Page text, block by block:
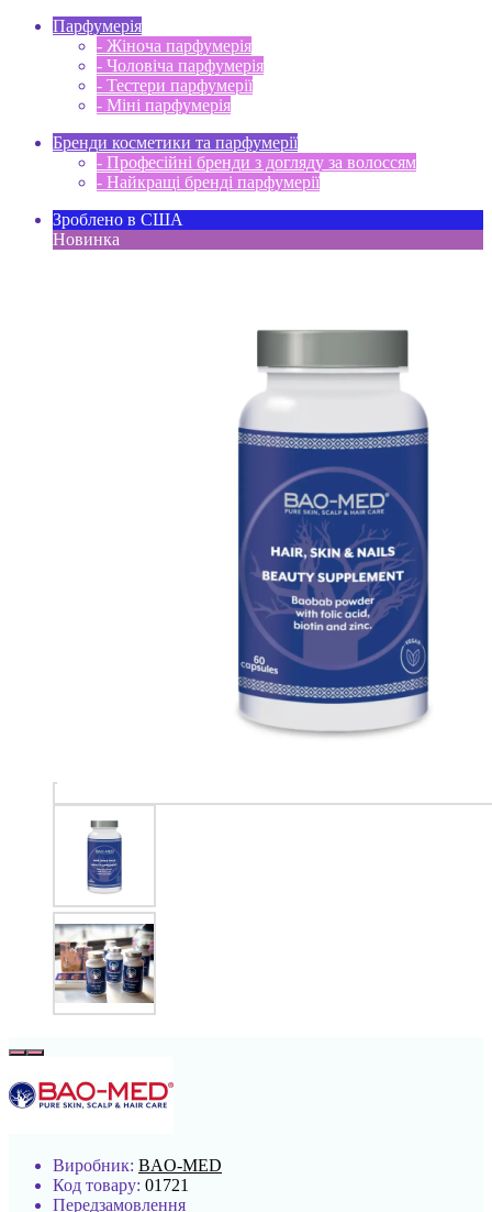
Парфумерія
- Жіноча парфумерія
- Чоловіча парфумерія
- Тестери парфумерії
- Міні парфумерія
Бренди косметики та парфумерії
- Професійні бренди з догляду за волоссям
- Найкращі бренді парфумерії
Зроблено в США
Новинка
Виробник: BAO-MED
Код товару: 01721
Передзамовлення